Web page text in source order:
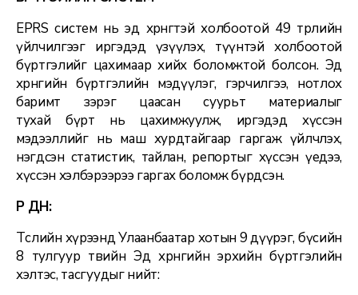
EPRS систем нь эд хөрөнгөтэй холбоотой 49 төрлийн
үйлчилгээг иргэдэд үзүүлэх, түүнтэй холбоотой
бүртгэлийг цахимаар хийх боломжтой болсон. Эд
хөрөнгийн бүртгэлийн мэдүүлэг, гэрчилгээ, нотлох
баримт зэрэг цаасан суурьт материалыг
тухай бүрт нь цахимжуулж, иргэдэд хүссэн
мэдээллийг нь маш хурдтайгаар гаргаж үйлчлэх,
нэгдсэн статистик, тайлан, репортыг хүссэн үедээ,
хүссэн хэлбэрээрээ гаргах боломж бүрдсэн.
ҮР ДҮН:
Төслийн хүрээнд Улаанбаатар хотын 9 дүүрэг, бүсийн
8 тулгуур төвийн Эд хөрөнгийн эрхийн бүртгэлийн
хэлтэс, тасгуудыг нийт: